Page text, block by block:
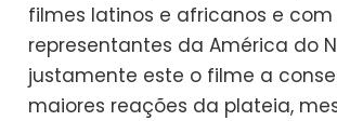
filmes latinos e africanos e com
representantes da América do
justamente este o filme a
maiores reações da plateia,